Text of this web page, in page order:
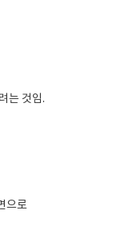
는 것임.
으로